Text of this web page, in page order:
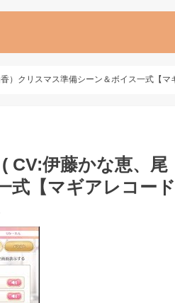
）クリスマス準備シーン＆ボイス一式【
CV:伊藤かな恵、尾
式【マギアレコード